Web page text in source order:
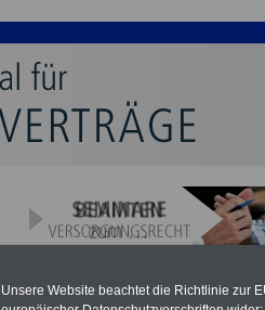
Unsere Website beachtet die Richtlinie zur